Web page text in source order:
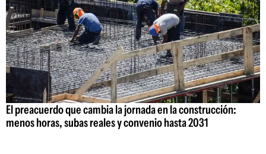
El preacuerdo que cambia la jornada en la construcción:
menos horas, subas reales y convenio hasta 2031